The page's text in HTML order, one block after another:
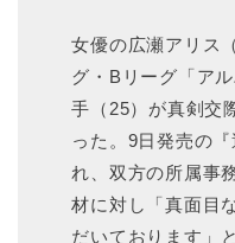
女優の広瀬アリス
グ・Bリーグ「ア
手（25）が真剣交
った。9日発売の
れ、双方の所属事
材に対し「真面目
だいております」